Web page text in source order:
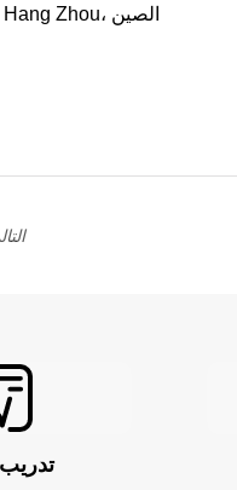
العنوان: رقم 24، طريق Xingxing، Linping، Hang Zhou، الصين
تدريب